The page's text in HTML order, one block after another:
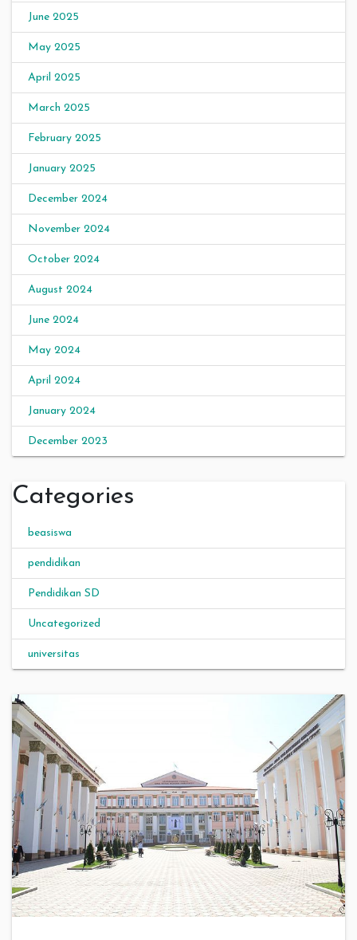
June 2025
May 2025
April 2025
March 2025
February 2025
January 2025
December 2024
November 2024
October 2024
August 2024
June 2024
May 2024
April 2024
January 2024
December 2023
Categories
beasiswa
pendidikan
Pendidikan SD
Uncategorized
universitas